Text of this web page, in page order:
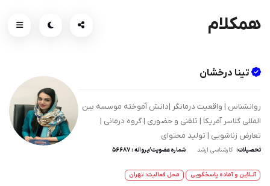
همکلام
تینا درخشان
روانشناس | واقعیت درمانگر |دانش آموخته موسسه بین
المللی گلاسر آمریکا | تلفنی و حضوری | گروه درمانی |
تعارض زناشویی | تولید محتوای
تحصیلات: کارشناسی ارشد شماره عضویت/پروانه : 56687
آنــلاین و آماده پاسخگویی محل فعالیت: تهران